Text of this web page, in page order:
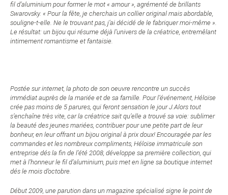
fil d’aluminium pour former le mot « amour », agrémenté de brillants
Swarovsky. « Pour la fête, je cherchais un collier original mais abordable,
souligne-t-elle. Ne le trouvant pas, j’ai décidé de le fabriquer moi-même ».
Le résultat: un bijou qui résume déjà l’univers de la créatrice, entremêlant
intimement romantisme et fantaisie.
Postée sur internet, la photo de son oeuvre rencontre un succès
immédiat auprès de la mariée et de sa famille. Pour l’événement, Héloïse
crée pas moins de 5 parures, qui feront sensation le jour J.Alors tout
s’enchaîne très vite, car la créatrice sait qu’elle a trouvé sa voie: sublimer
la beauté des jeunes mariées, contribuer pour une petite part de leur
bonheur, en leur offrant un bijou original à prix doux! Encouragée par les
commandes et les nombreux compliments, Héloïse immatricule son
entreprise dés la fin de l’été 2008, développe sa première collection, qui
met à l’honneur le fil d’aluminium, puis met en ligne sa boutique internet
dés le mois d’octobre.
Début 2009, une parution dans un magazine spécialisé signe le point de